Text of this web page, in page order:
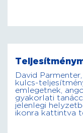
David
kulcs-
emlegetnek,
gyakorlati
jelenlegi
ikonra kattintva